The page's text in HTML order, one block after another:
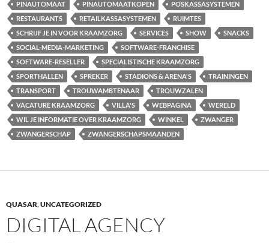
PINAUTOMAAT PINAUTOMAATKOPEN
POSKASSASYSTEMEN
RESTAURANTS
RETAILKASSASYSTEMEN
RUIMTES
SCHRIJF JE IN VOOR KRAAMZORG
SERVICES SHOW
SNACKS
SOCIAL-MEDIA-MARKETING
SOFTWARE-FRANCHISE
SOFTWARE-RESELLER
SPECIALISTISCHE KRAAMZORG
SPORTHALLEN
SPREKER STADIONS & ARENA'S
TRAININGEN
TRANSPORT
TROUWAMBTENAAR
TROUWZALEN
VACATURE KRAAMZORG
VILLA'S WEBPAGINA
WERELD
WIL JE INFORMATIE OVER KRAAMZORG
WINKEL
ZWANGER
ZWANGERSCHAP
ZWANGERSCHAPSMAANDEN
QUASAR,UNCATEGORIZED
DIGITAL AGENCY